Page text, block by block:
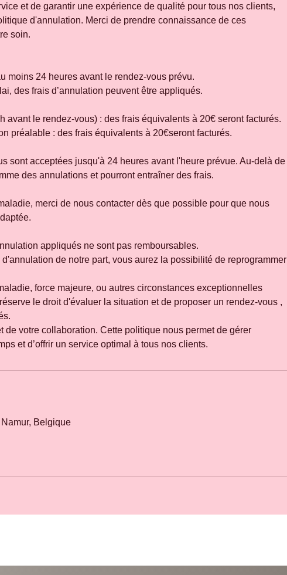
et de garantir une expérience de qualité pour tous nos clients,
d'annulation. Merci de prendre connaissance de ces
soin.
moins 24 heures avant le rendez-vous prévu.
des frais d’annulation peuvent être appliqués.
avant le rendez-vous) : des frais équivalents à 20€ seront facturés.
préalable : des frais équivalents à 20€seront facturés.
sont acceptées jusqu'à 24 heures avant l'heure prévue. Au-delà de
des annulations et pourront entraîner des frais.
merci de nous contacter dès que possible pour que nous
appliqués ne sont pas remboursables.
de notre part, vous aurez la possibilité de reprogrammer
force majeure, ou autres circonstances exceptionnelles
le droit d'évaluer la situation et de proposer un rendez-vous ,
de votre collaboration. Cette politique nous permet de gérer
Belgique